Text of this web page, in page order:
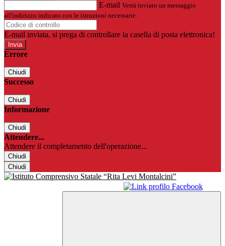
E-mail Verrà inviato un messaggio
all'indirizzo indicato con le istruzioni necessarie.
E-mail inviata, si prega di controllare la casella di posta elettronica!
Errore
Chiudi
Successo
Chiudi
Informazione
Chiudi
Attendere...
Attendere il completamento dell'operazione...
Chiudi
Chiudi